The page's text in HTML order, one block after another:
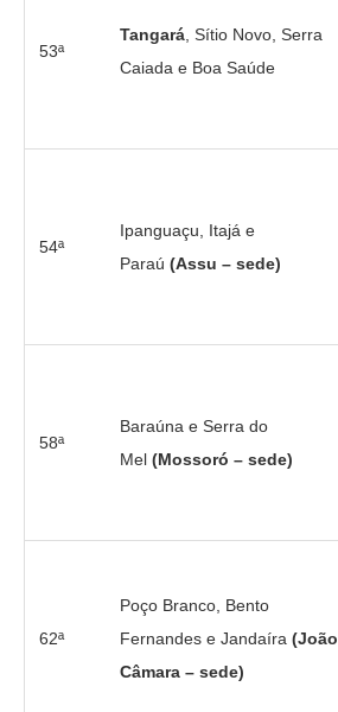
53ª
Tangará, Sítio Novo, Serra
Caiada e Boa Saúde
54ª
Ipanguaçu, Itajá e
Paraú (Assu – sede)
58ª
Baraúna e Serra do
Mel (Mossoró – sede)
62ª
Poço Branco, Bento
Fernandes e Jandaíra (João
Câmara – sede)